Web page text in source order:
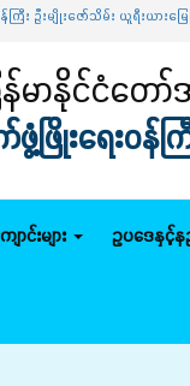
ာ်သိမ်း ယူရီးယားမြေဩဇာဝယ်ယူ
မာနိုင်ငံတော်
ြိုးရေးဝန်က
င်းများ ဥပဒေနှင့်န